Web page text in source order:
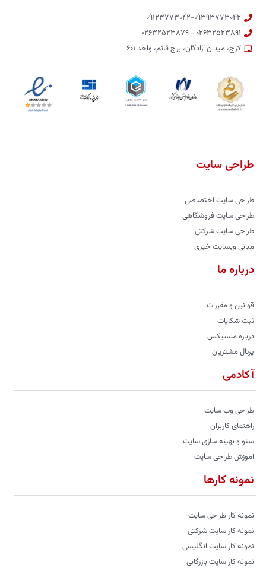
۰۹۱۲۳۷۷۳۰۴۲-۰۹۳۹۳۷۷۳۰۴۲
۰۲۶۳۲۵۲۳۸۹۱ - ۰۲۶۳۲۵۲۳۸۷۹
کرج، میدان آزادگان، برج قائم، واحد ۶۰۱
طراحی سایت
طراحی سایت اختصاصی
طراحی سایت فروشگاهی
طراحی سایت شرکتی
مبانی وبسایت خبری
درباره ما
قوانین و مقررات
ثبت شکایات
درباره منسیکس
پرتال مشتریان
آکادمی
طراحی وب سایت
راهنمای کاربران
سئو و بهینه سازی سایت
آموزش طراحی سایت
نمونه کارها
نمونه کار طراحی سایت
نمونه کار سایت شرکتی
نمونه کار سایت انگلیسی
نمونه کار سایت بازرگانی